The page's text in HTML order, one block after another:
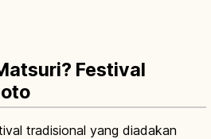
Festival
tradisional yang diadakan